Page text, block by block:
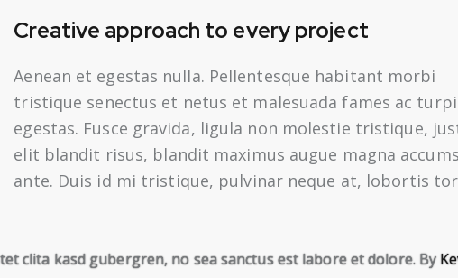
Creative approach to every project
Aenean et egestas nulla. Pellentesque habitant morbi
tristique senectus et netus et malesuada fames ac
egestas. Fusce gravida, ligula non molestie tristique,
elit blandit risus, blandit maximus augue magna
ante. Duis id mi tristique, pulvinar neque at, lobortis
clita kasd gubergren, no sea sanctus est labore et dolore. By